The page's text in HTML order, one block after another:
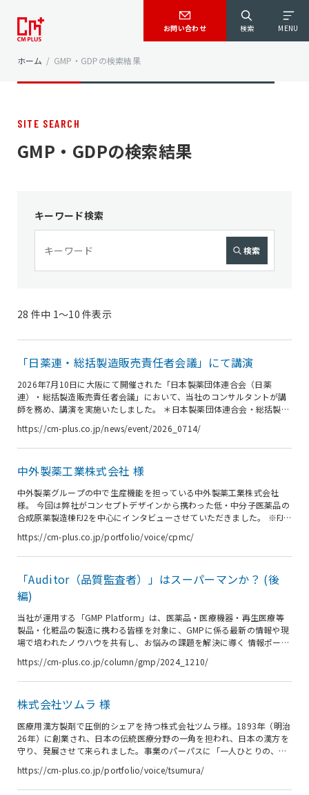
検索 MENU
お問い合わせ
ホーム / GMP・GDPの検索結果
SITE SEARCH
GMP・GDPの検索結果
キーワード検索
28 件中 1〜10 件表示
「日薬連・総括製造販売責任者会議」にて講演
2026年7月10日に大阪にて開催された「日本製薬団体連合会（日薬
連）・総括製造販売責任者会議」において、当社のコンサルタントが講
師を務め、講演を実施いたしました。 ＊日本製薬団体連合会・総括製造
等総括製造販売責任者が一堂に会して情報交換を行うとともに、医薬品
の製造販売に係るリスクや危機管理に関する知識の習得や経験の共有を
10日 場所 大阪 ※オンライン併用 講演タイトル 「薬機法の本質を具現
https://cm-plus.co.jp/news/event/2026_0714/
中外製薬工業株式会社 様
中外製薬グループの中で生産機能を担っている中外製薬工業株式会社
様。 今回は弊社がコンセプトデザインから携わった低・中分子医薬品の
合成原薬製造棟FJ2を中心にインタビューさせていただきました。 ※FJ2
賞されています。 中外製薬工業様のコーポレートサイトより 企業情報
商号 中外製薬工業株式会社 設立 2006年5月 資本金 8,000万円 代表者
在） 事業内容 医薬品の製造 平澤 大介 様 デジタルエンジニアリング部
...
https://cm-plus.co.jp/portfolio/voice/cpmc/
「Auditor（品質監査者）」はスーパーマンか？ (後
編)
当社が運用する「GMP Platform」は、医薬品・医療機器・再生医療等
製品・化粧品の製造に携わる皆様を対象に、GMPに係る最新の情報や現
場で培われたノウハウを共有し、お悩みの課題を解決に導く 情報ポータ
Platform 記事「Auditor（品質監査者）はスーパーマンか？」 を一部再
編したものです。 ＜監査業務の特殊性＞ （中略） ( 「前編」 を読む )
を備えていることが望ましい。 監査員は、監査活動を実施している
https://cm-plus.co.jp/column/gmp/2024_1210/
株式会社ツムラ 様
医療用漢方製剤で圧倒的シェアを持つ株式会社ツムラ様。1893年（明治
26年）に創業され、日本の伝統医療分野の一角を担われ、日本の漢方を
守り、発展させて来られました。事業のパーパスに「一人ひとりの、生
られています。 この度、CM Plusの教育訓練支援サービス「QCD＋」を
導入いただきました。導入に至る経緯から、ご活用の状況まで率直なご
https://cm-plus.co.jp/portfolio/voice/tsumura/